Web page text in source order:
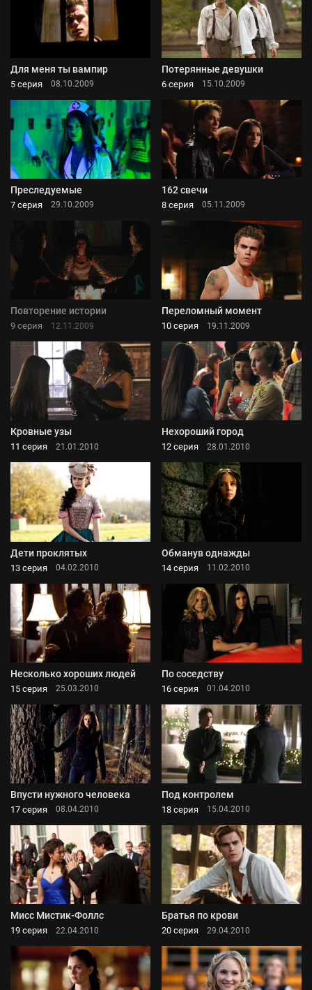
Для меня ты вампир
5 серия 08.10.2009
Потерянные девушки
6 серия 15.10.2009
Преследуемые
7 серия 29.10.2009
162 свечи
8 серия 05.11.2009
Повторение истории
9 серия 12.11.2009
Переломный момент
10 серия 19.11.2009
Кровные узы
11 серия 21.01.2010
Нехороший город
12 серия 28.01.2010
Дети проклятых
13 серия 04.02.2010
Обманув однажды
14 серия 11.02.2010
Несколько хороших людей
15 серия 25.03.2010
По соседству
16 серия 01.04.2010
Впусти нужного человека
17 серия 08.04.2010
Под контролем
18 серия 15.04.2010
Мисс Мистик-Фоллс
19 серия 22.04.2010
Братья по крови
20 серия 29.04.2010